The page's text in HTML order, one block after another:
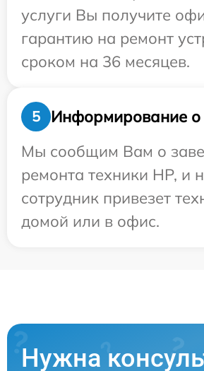
услуги Вы получите
гарантию на ремонт
сроком на 36 месяцев.
5
Информирование о
Мы сообщим Вам о
ремонта техники HP, и
сотрудник привезет
домой или в офис.
Нужна